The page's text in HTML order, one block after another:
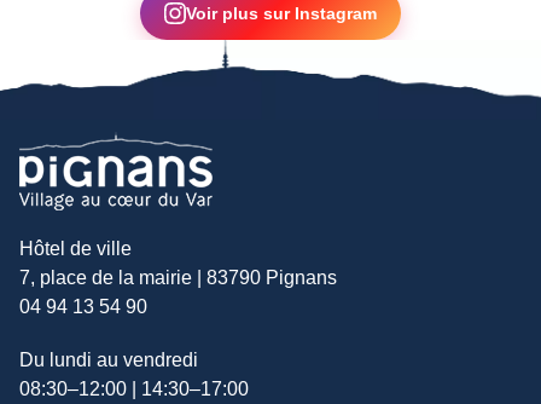
Voir plus sur Instagram
Hôtel de ville
7, place de la mairie | 83790 Pignans
04 94 13 54 90
Du lundi au vendredi
08:30–12:00 | 14:30–17:00